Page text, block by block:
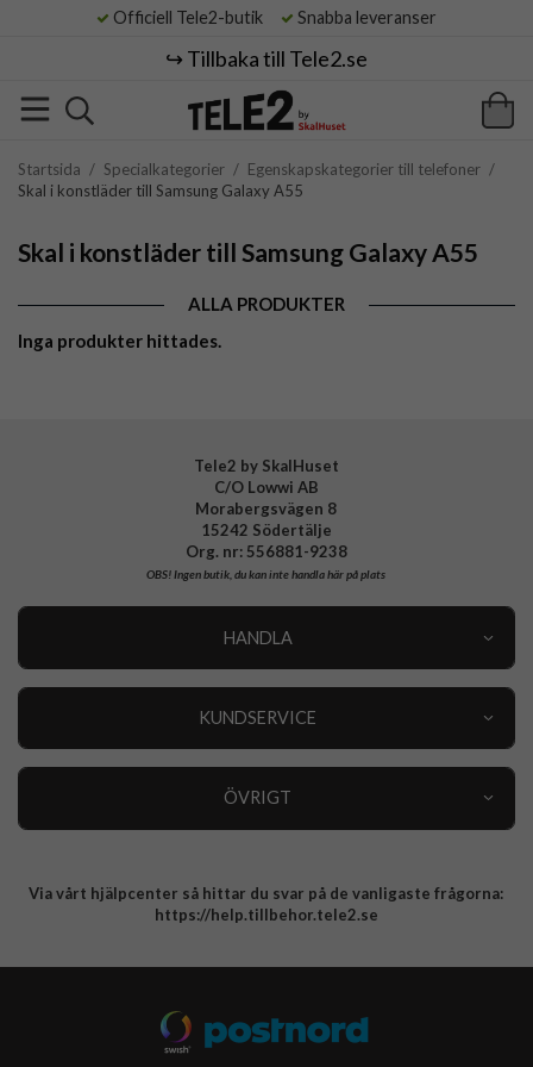
Officiell Tele2-butik Snabba leveranser
↪️ Tillbaka till Tele2.se
Startsida / Specialkategorier / Egenskapskategorier till telefoner /
Skal i konstläder till Samsung Galaxy A55
Skal i konstläder till Samsung Galaxy A55
ALLA PRODUKTER
Inga produkter hittades.
Tele2 by SkalHuset
C/O Lowwi AB
Morabergsvägen 8
15242 Södertälje
Org. nr: 556881-9238
OBS!Ingen butik, du kan inte handla här på plats
HANDLA
KUNDSERVICE
ÖVRIGT
Integritetspolicy
Via vårt hjälpcenter så hittar du svar på de vanligaste frågorna:
https://help.tillbehor.tele2.se